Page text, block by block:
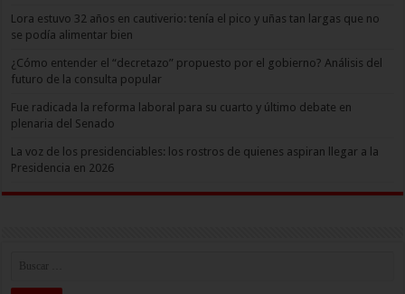
Lora estuvo 32 años en cautiverio: tenía el pico y uñas tan largas que no
se podía alimentar bien
¿Cómo entender el “decretazo” propuesto por el gobierno? Análisis del
futuro de la consulta popular
Fue radicada la reforma laboral para su cuarto y último debate en
plenaria del Senado
La voz de los presidenciables: los rostros de quienes aspiran llegar a la
Presidencia en 2026